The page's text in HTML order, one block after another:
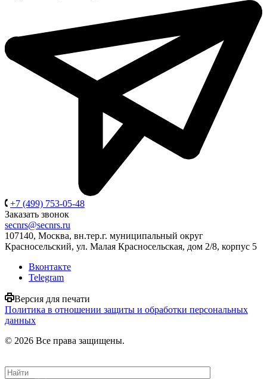
+7 (499) 753-05-48
Заказать звонок
secnrs@secnrs.ru
107140, Москва, вн.тер.г. муниципальный округ
Красносельский, ул. Малая Красносельская, дом 2/8, корпус 5
Вконтакте
Telegram
Версия для печати
Политика в отношении защиты и обработки персональных
данных
© 2026 Все права защищены.